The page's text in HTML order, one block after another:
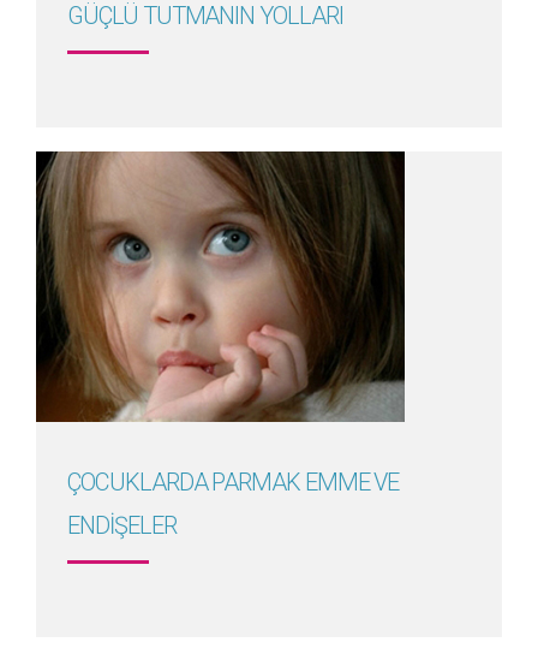
GÜÇLÜ TUTMANIN YOLLARI
Detayını Gör
ÇOCUKLARDA PARMAK EMME VE
ENDİŞELER